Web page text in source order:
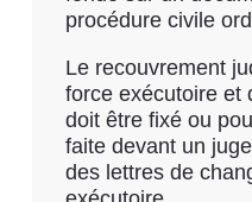
procédure civile
Le recouvrement
force exécutoire et
doit être fixé ou
faite devant un
des lettres de